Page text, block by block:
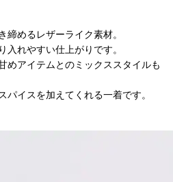
締めるレザーライク素材。
入れやすい仕上がりです。
めアイテムとのミックススタイルも
パイスを加えてくれる一着です。